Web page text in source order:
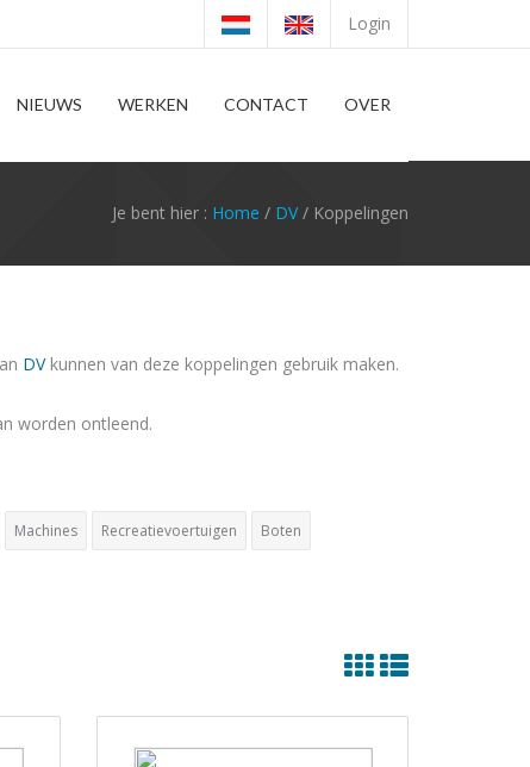
Login
NIEUWS WERKEN CONTACT OVER
Je bent hier : Home / DV/ Koppelingen
DVkunnen van deze koppelingen gebruik maken.
worden ontleend.
Machines Recreatievoertuigen Boten